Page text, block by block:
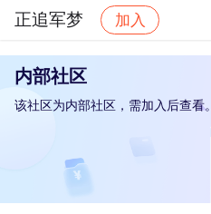
正追军梦 加入
内部社区
该社区为内部社区，需加入后查看。